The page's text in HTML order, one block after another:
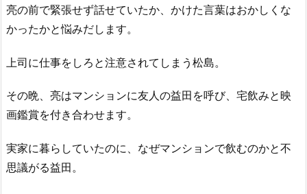
亮の前で緊張せず話せていたか、かけた言葉はおかしくな
かったかと悩みだします。
上司に仕事をしろと注意されてしまう松島。
その晩、亮はマンションに友人の益田を呼び、宅飲みと映
画鑑賞を付き合わせます。
実家に暮らしていたのに、なぜマンションで飲むのかと不
思議がる益田。